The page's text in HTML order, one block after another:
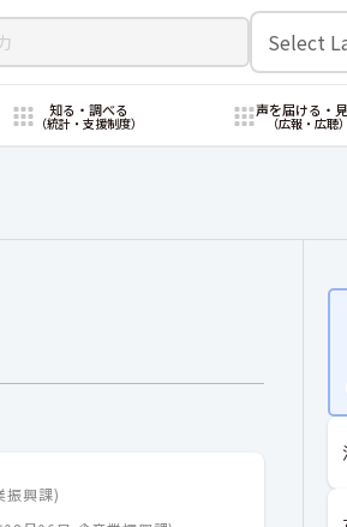
知る・調べる
（統計・支援制度）
声を届ける・
（広報・広聴）
振興課)